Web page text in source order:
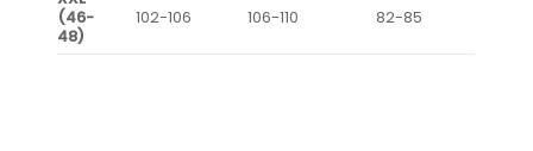
(46-
48)
102-106 106-110 82-85